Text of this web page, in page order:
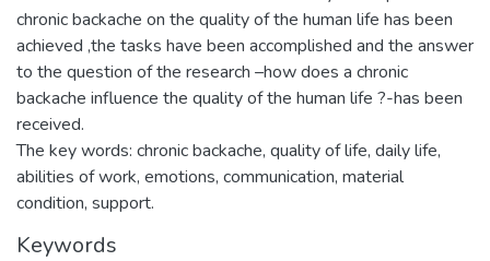
chronic backache on the quality of the human life has been
achieved ,the tasks have been accomplished and the answer
to the question of the research –how does a chronic
backache influence the quality of the human life ?-has been
received.
The key words: chronic backache, quality of life, daily life,
abilities of work, emotions, communication, material
condition, support.
Keywords